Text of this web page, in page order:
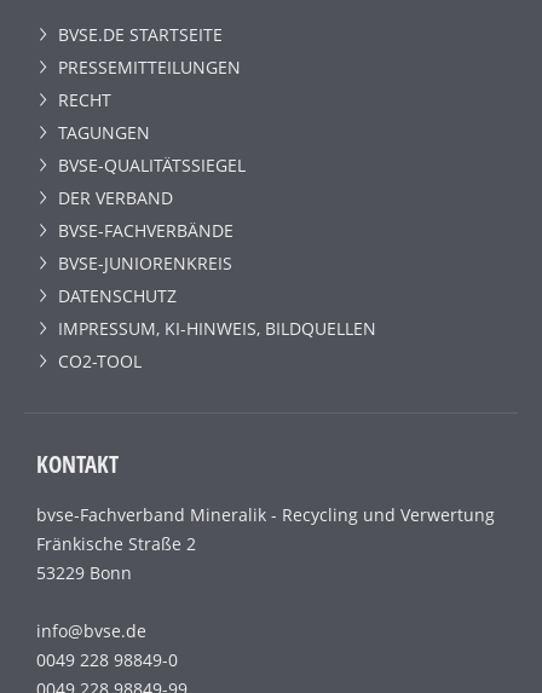
BVSE.DE STARTSEITE
PRESSEMITTEILUNGEN
RECHT
TAGUNGEN
BVSE-QUALITÄTSSIEGEL
DER VERBAND
BVSE-FACHVERBÄNDE
BVSE-JUNIORENKREIS
DATENSCHUTZ
IMPRESSUM, KI-HINWEIS, BILDQUELLEN
CO2-TOOL
KONTAKT
bvse-Fachverband Mineralik - Recycling und Verwertung
Fränkische Straße 2
53229 Bonn
info@bvse.de
0049 228 98849-0